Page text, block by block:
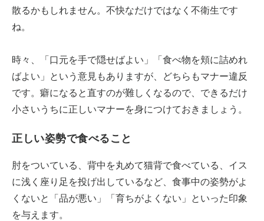
散るかもしれません。不快なだけではなく不衛生です
ね。
時々、「口元を手で隠せばよい」「食べ物を頬に詰めれ
ばよい」という意見もありますが、どちらもマナー違反
です。癖になると直すのが難しくなるので、できるだけ
小さいうちに正しいマナーを身につけておきましょう。
正しい姿勢で食べること
肘をついている、背中を丸めて猫背で食べている、イス
に浅く座り足を投げ出しているなど、食事中の姿勢がよ
くないと「品が悪い」「育ちがよくない」といった印象
を与えます。